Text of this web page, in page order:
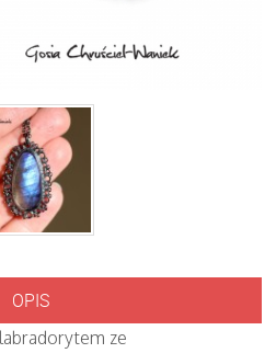
OPIS
ze